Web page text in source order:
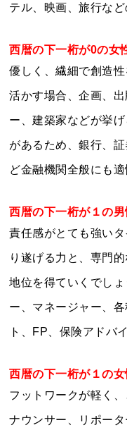
テル、映画、旅行な
西暦の下一桁が0の女
優しく、繊細で創造
活かす場合、企画、
ー、建築家などが挙
があるため、銀行、
ど金融機関全般にも適
西暦の下一桁が１の男
責任感がとても強い
り遂げる力と、専門
地位を得ていくでし
ー、マネージャー、
ト、FP、保険アドバ
西暦の下一桁が１の女
フットワークが軽く
ナウンサー、リポー